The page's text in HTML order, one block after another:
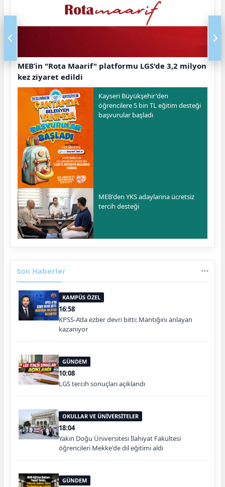
MEB’in "Rota Maarif" platformu LGS'de 3,2 milyon
kez ziyaret edildi
Kayseri Büyükşehir'den
öğrencilere 5 bin TL eğitim desteği
başvurular başladı
MEB'den YKS adaylarına ücretsiz
tercih desteği
Son Haberler
KAMPÜS ÖZEL
16:58
KPSS-A’da ezber devri bitti: Mantığını anlayan
kazanıyor
GÜNDEM
10:08
LGS tercih sonuçları açıklandı
OKULLAR VE ÜNİVERSİTELER
18:04
Yakın Doğu Üniversitesi İlahiyat Fakültesi
öğrencileri Mekke'de dil eğitimi aldı
GÜNDEM